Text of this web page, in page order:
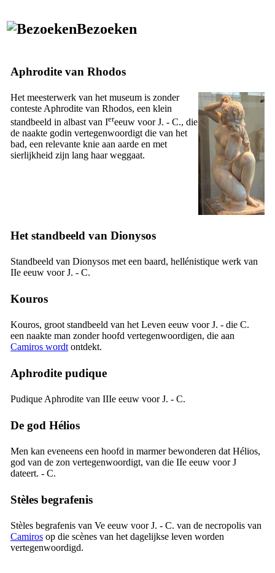
Bezoeken
Aphrodite van Rhodos
Het meesterwerk van het museum is zonder
conteste Aphrodite van Rhodos, een klein
standbeeld in albast van Iereeuw voor J. - C., die
de naakte godin vertegenwoordigt die van het
bad, een relevante knie aan aarde en met
sierlijkheid zijn lang haar weggaat.
Het standbeeld van Dionysos
Standbeeld van Dionysos met een baard, hellénistique werk van
IIe eeuw voor J. - C.
Kouros
Kouros, groot standbeeld van het Leven eeuw voor J. - die C.
een naakte man zonder hoofd vertegenwoordigen, die aan
Camiros wordt ontdekt.
Aphrodite pudique
Pudique Aphrodite van IIIe eeuw voor J. - C.
De god Hélios
Men kan eveneens een hoofd in marmer bewonderen dat Hélios,
god van de zon vertegenwoordigt, van die IIe eeuw voor J
dateert. - C.
Stèles begrafenis
Stèles begrafenis van Ve eeuw voor J. - C. van de necropolis van
Camiros op die scènes van het dagelijkse leven worden
vertegenwoordigd.